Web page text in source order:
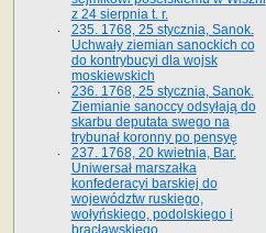
z 24 sierpnia t. r.
235. 1768, 25 stycznia, Sanok.
Uchwały ziemian sanockich co
do kontrybucyi dla wojsk
moskiewskich
236. 1768, 25 stycznia, Sanok.
Ziemianie sanoccy odsyłają do
skarbu deputata swego na
trybunał koronny po pensyę
237. 1768, 20 kwietnia, Bar.
Uniwersał marszałka
konfederacyi barskiej do
województw ruskiego,
wołyńskiego, podolskiego i
bracławskiego